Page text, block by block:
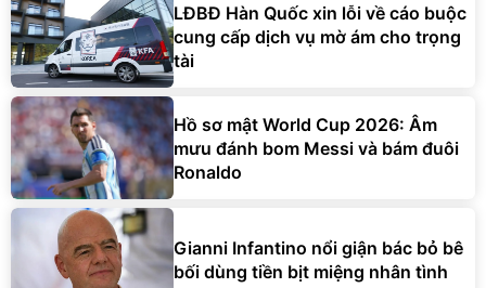
LĐBĐ Hàn Quốc xin lỗi về cáo buộc
cung cấp dịch vụ mờ ám cho trọng
tài
Hồ sơ mật World Cup 2026: Âm
mưu đánh bom Messi và bám đuôi
Ronaldo
Gianni Infantino nổi giận bác bỏ bê
bối dùng tiền bịt miệng nhân tình